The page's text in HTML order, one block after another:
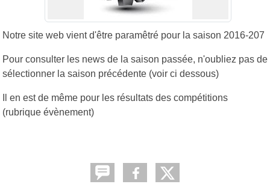
Notre site web vient d'être paramêtré pour la saison 2016-207
Pour consulter les news de la saison passée, n'oubliez pas de
sélectionner la saison précédente (voir ci dessous)
Il en est de même pour les résultats des compétitions
(rubrique évènement)